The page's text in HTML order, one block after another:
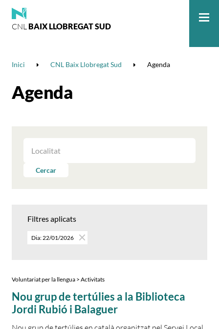
CNL BAIX LLOBREGAT SUD
Inici CNL Baix Llobregat Sud Agenda
Agenda
LES
PERCercar
Filtres aplicats
Dia: 22/01/2026
Voluntariat per la llengua > Activitats
Nou grup de tertúlies a la Biblioteca
Jordi Rubió i Balaguer